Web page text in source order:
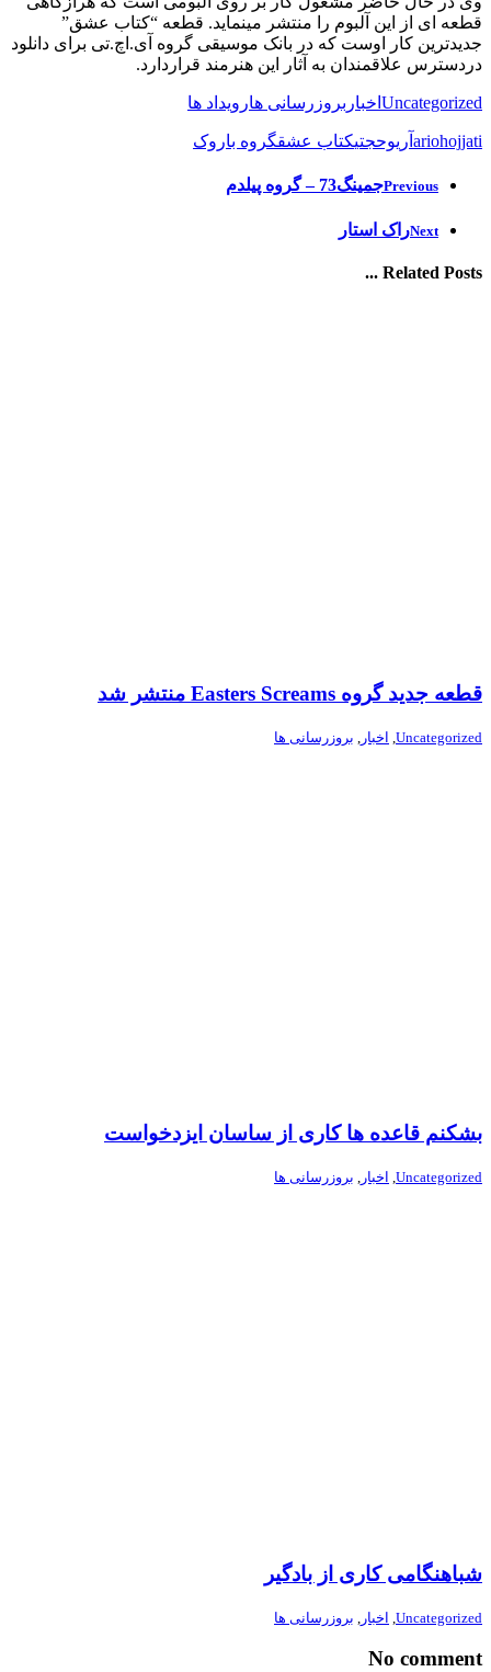
قطعه ای از این آلبوم را منتشر مینماید. قطعه “کتاب عشق”
جدیدترین کار اوست که در بانک موسیقی گروه آی.اچ.تی برای دانلود
دردسترس علاقمندان به آثار این هنرمند قراردارد.
Uncategorized اخبار بروزرسانی هارویداد ها
ariohojjati آریوحجتیکتاب عشقگروه باروک
Previousجمینگ73 – گروه پیلدم
Nextراک استار
Related Posts ...
قطعه جدید گروه Easters Screams منتشر شد
Uncategorized اخبار بروزرسانی ها
بشکنم قاعده ها کاری از ساسان ایزدخواست
Uncategorized
, اخبار , بروزرسانی ها
شباهنگامی کاری از بادگیر
Uncategorized اخبار بروزرسانی ها
No comment